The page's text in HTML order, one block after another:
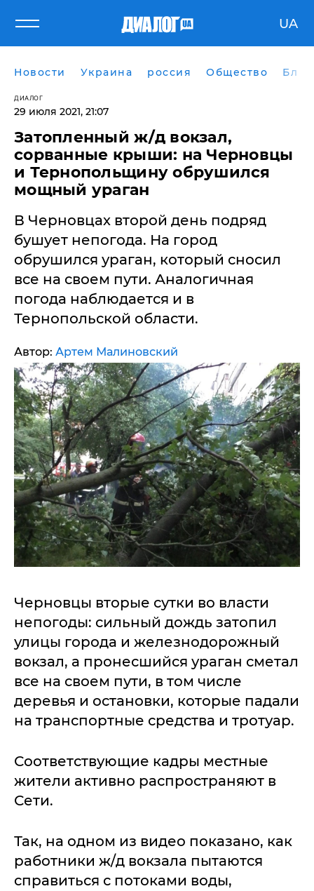
UA
Новости Украина россия Общество
ДИАЛОГ
29 июля 2021, 21:07
Затопленный ж/д вокзал,
сорванные крыши: на Черновцы
и Тернопольщину обрушился
мощный ураган
В Черновцах второй день подряд
бушует непогода. На город
обрушился ураган, который сносил
все на своем пути. Аналогичная
погода наблюдается и в
Тернопольской области.
Автор: Артем Малиновский
Черновцы вторые сутки во власти
непогоды: сильный дождь затопил
улицы города и железнодорожный
вокзал, а пронесшийся ураган сметал
все на своем пути, в том числе
деревья и остановки, которые падали
на транспортные средства и тротуар.
Соответствующие кадры местные
жители активно распространяют в
Сети.
Так, на одном из видео показано, как
работники ж/д вокзала пытаются
справиться с потоками воды,